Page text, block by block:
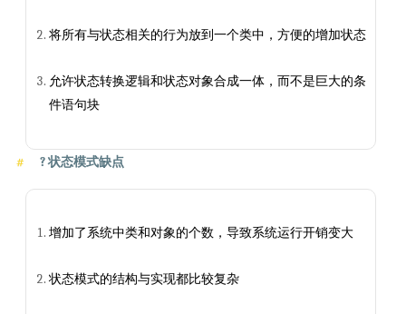
将所有与状态相关的行为放到一个类中，方便的增加状态
允许状态转换逻辑和状态对象合成一体，而不是巨大的条
件语句块
?状态模式缺点
增加了系统中类和对象的个数，导致系统运行开销变大
状态模式的结构与实现都比较复杂